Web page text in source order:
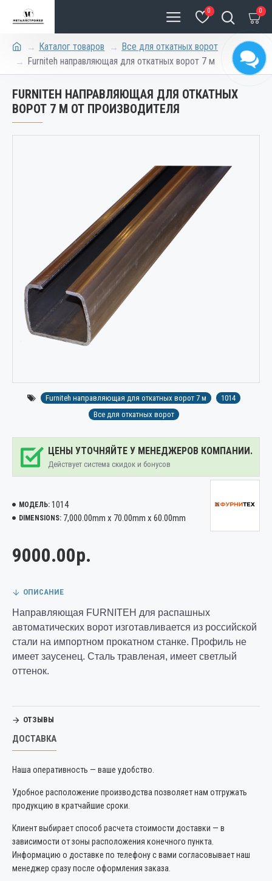
0 0
Каталог товаров
Все для откатных ворот
Furniteh направляющая для откатных ворот 7 м
FURNITEH НАПРАВЛЯЮЩАЯ ДЛЯ ОТКАТНЫХ
ВОРОТ 7 М ОТ ПРОИЗВОДИТЕЛЯ
Furniteh направляющая для откатных ворот 7 м
1014
Все для откатных ворот
ЦЕНЫ УТОЧНЯЙТЕ У МЕНЕДЖЕРОВ КОМПАНИИ.
Действует система скидок и бонусов
МОДЕЛЬ: 1014
DIMENSIONS: 7,000.00mm x 70.00mm x 60.00mm
9000.00р.
ОПИСАНИЕ
Направляющая FURNITEH для распашных
автоматических ворот изготавливается из российской
стали на импортном прокатном станке. Профиль не
имеет заусенец. Сталь травленая, имеет светлый
оттенок.
ОТЗЫВЫ
ДОСТАВКА
Наша оперативность — ваше удобство.
Удобное расположение производства позволяет нам отгружать
продукцию в кратчайшие сроки.
Клиент выбирает способ расчета стоимости доставки — в
зависимости от зоны расположения конечного пункта.
Информацию о доставке по телефону с вами согласовывает наш
менеджер сразу после оформления заказа.